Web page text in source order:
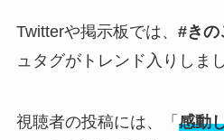
Twitterや掲示板では、 #きの
ュタグがトレンド入りしまし
視聴者の投稿には、「 感動